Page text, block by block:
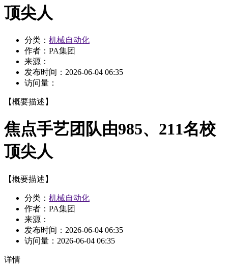
顶尖人
分类： 机械自动化
作者：PA集团
来源：
发布时间： 2026-06-04 06:35
访问量：
【概要描述】
焦点手艺团队由985、211名校
顶尖人
【概要描述】
分类： 机械自动化
作者：PA集团
来源：
发布时间： 2026-06-04 06:35
访问量： 2026-06-04 06:35
详情